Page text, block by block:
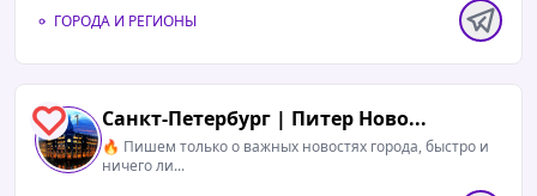
ГОРОДА И РЕГИОНЫ
1 Санкт-Петербург | Питер Ново...
🔥 Пишем только о важных новостях города, быстро и
ничего ли...